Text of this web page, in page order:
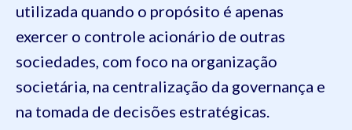
utilizada quando o propósito é apenas
exercer o controle acionário de outras
sociedades, com foco na organização
societária, na centralização da governança e
na tomada de decisões estratégicas.